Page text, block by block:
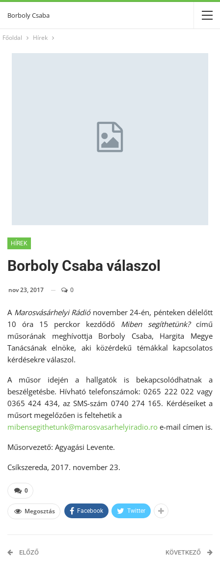
Borboly Csaba
Főoldal Hírek
HÍREK
Borboly Csaba válaszol
nov 23, 2017 0
A Marosvásárhelyi Rádiónovember 24-én, pénteken délelőtt
10 óra 15 perckor kezdődő Miben segíthetünk?című
műsorának meghívottja Borboly Csaba, Hargita Megye
Tanácsának elnöke, aki közérdekű témákkal kapcsolatos
kérdésekre válaszol.
A műsor idején a hallgatók is bekapcsolódhatnak a
beszélgetésbe. Hívható telefonszámok: 0265 222 022 vagy
0365 424 434, az SMS-szám 0740 274 165. Kérdéseiket a
műsort megelőzően is feltehetik a
mibensegithetunk@marosvasarhelyiradio.ro e-mail címen is.
Műsorvezető: Agyagási Levente.
Csíkszereda, 2017. november 23.
0
Megosztás Facebook Twitter
ELŐZŐ KÖVETKEZŐ